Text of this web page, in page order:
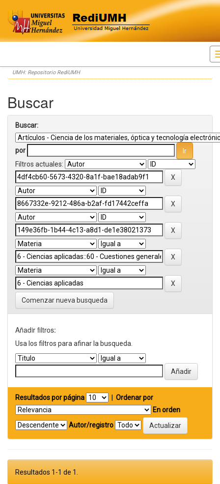
Skip
navigation
UMH: Repositorio RediUMH
Buscar
Buscar:
por
Filtros actuales:
Comenzar nueva busqueda
Añadir filtros:
Usa los filtros para afinar la busqueda.
Resultados por página
Ordenar por
En orden
Autor/registro
Resultados 1-1 de 1.